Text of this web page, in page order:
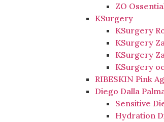
ZO
KSurgery
KSurgery
KSurgery
KSurgery
KSurgery
RIBESKIN Pink
Diego Dalla
Sensitive
Hydration